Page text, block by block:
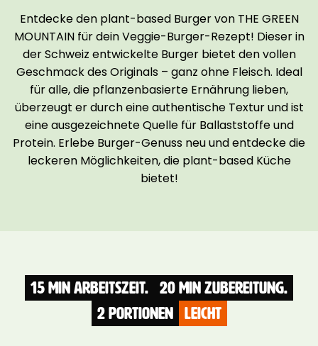
Entdecke den plant-based Burger von THE GREEN
MOUNTAIN für dein Veggie-Burger-Rezept! Dieser in
der Schweiz entwickelte Burger bietet den vollen
Geschmack des Originals – ganz ohne Fleisch. Ideal
für alle, die pflanzenbasierte Ernährung lieben,
überzeugt er durch eine authentische Textur und ist
eine ausgezeichnete Quelle für Ballaststoffe und
Protein. Erlebe Burger-Genuss neu und entdecke die
leckeren Möglichkeiten, die plant-based Küche
bietet!
15 Min Arbeitszeit.
20 Min Zubereitung.
2 Portionen
leicht